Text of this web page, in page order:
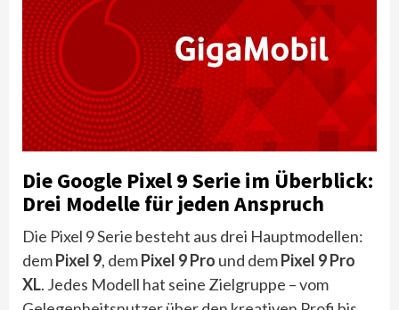
Die Google Pixel 9 Serie im Überblick:
Drei Modelle für jeden Anspruch
Die Pixel 9 Serie besteht aus drei Hauptmodellen:
demPixel 9, demPixel 9 Pro und demPixel 9 Pro
XL. Jedes Modell hat seine Zielgruppe – vom